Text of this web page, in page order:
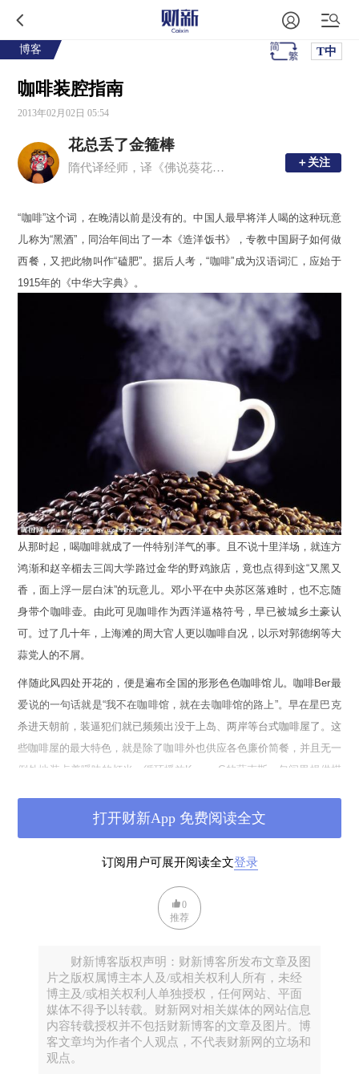
博客 T中
咖啡装腔指南
2013年02月02日 05:54
花总丢了金箍棒
隋代译经师，译《佛说葵花无量逼经》，永堕轮回。新浪微博：@花总丢了金箍棒 ＋关注
＋关注
“咖啡”这个词，在晚清以前是没有的。中国人最早将洋人喝的这种玩意
儿称为“黑酒”，同治年间出了一本《造洋饭书》，专教中国厨子如何做
西餐，又把此物叫作“磕肥”。据后人考，“咖啡”成为汉语词汇，应始于
1915年的《中华大字典》。
从那时起，喝咖啡就成了一件特别洋气的事。且不说十里洋场，就连方
鸿渐和赵辛楣去三闾大学路过金华的野鸡旅店，竟也点得到这“又黑又
香，面上浮一层白沫”的玩意儿。邓小平在中央苏区落难时，也不忘随
身带个咖啡壶。由此可见咖啡作为西洋逼格符号，早已被城乡土豪认
可。过了几十年，上海滩的周大官人更以咖啡自况，以示对郭德纲等大
蒜党人的不屑。
伴随此风四处开花的，便是遍布全国的形形色色咖啡馆儿。咖啡Ber最
爱说的一句话就是“我不在咖啡馆，就在去咖啡馆的路上”。早在星巴克
杀进天朝前，装逼犯们就已频频出没于上岛、两岸等台式咖啡屋了。这
些咖啡屋的最大特色，就是除了咖啡外也供应各色廉价简餐，并且无一
例外地装点着暧昧的灯光，循环播放Kenny G的萨克斯，包间里提供棋
式咖啡也不打紧，如果你刚好喜欢张小娴或者亦舒，不妨在QQ空间里
写一句：“我是不喝咖啡的，但我最爱去咖啡馆坐着，闻那浓浓的咖啡
香，那味道充满了文艺的气息。”
年轻些的豆瓣Ber更喜欢那些独立咖啡馆。这些馆子无一例外藏在老房
子里，堆积着店主收集来的各种破烂，墙上要么挂着盗版的电影海报，
要么张贴着各种旅行照片，里面一定有丽江或拉萨，美其名曰“永远在
趴着一只永远睁不开眼的肥猫。这种咖啡馆的背景音乐永远是“La Vie
En Rose”之类的法语香颂或爵士，戴400度近视镜片的女Ber最爱这样
的调调。她们点的总是卡布基诺、拿铁或花式摩卡，对拉花的兴趣远大
于咖啡本身，然后掏出一只贴满印花的iPhone，拍下几张带滤镜效果
的艺术照传到Instagram上，画面里往往有一本摊开的英文书。独立咖
订阅用户可展开阅读全文登录
打开财新App 免费阅读全文
0
推荐
财新博客版权声明：财新博客所发布文章及图
片之版权属博主本人及/或相关权利人所有，未经
博主及/或相关权利人单独授权，任何网站、平面
媒体不得予以转载。财新网对相关媒体的网站信息
内容转载授权并不包括财新博客的文章及图片。博
客文章均为作者个人观点，不代表财新网的立场和
观点。